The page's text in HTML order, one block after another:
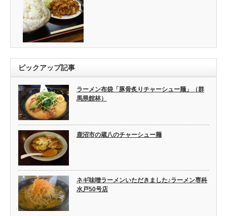
ピックアップ記事
ラーメン布袋「豚骨炙りチャーシュー麺」（群
馬県館林）
鹿沼市の蔵八のチャーシュー麺
ネギ味噌ラーメンいただきました♪ラーメン専科
水戸50号店